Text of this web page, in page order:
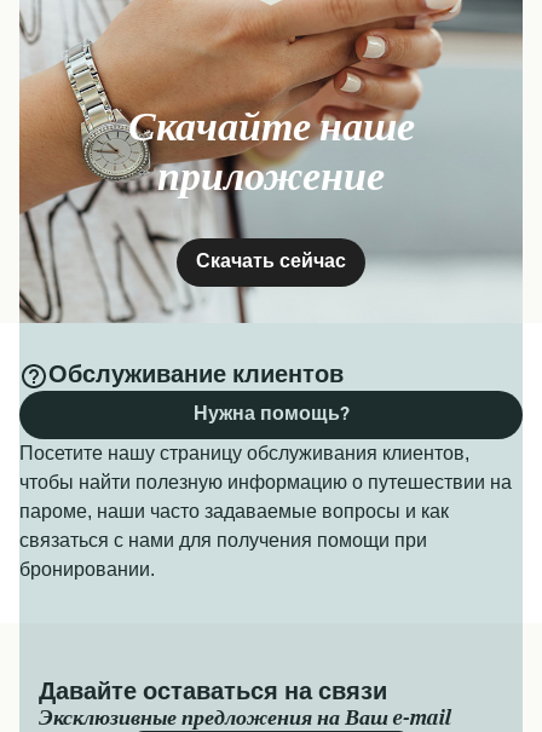
Скачайте наше
приложение
Скачать сейчас
Обслуживание клиентов
Посетите нашу страницу обслуживания клиентов,
чтобы найти полезную информацию о путешествии на
пароме, наши часто задаваемые вопросы и как
связаться с нами для получения помощи при
бронировании.
Нужна помощь?
Давайте оставаться на связи
Эксклюзивные предложения на Ваш e-mail